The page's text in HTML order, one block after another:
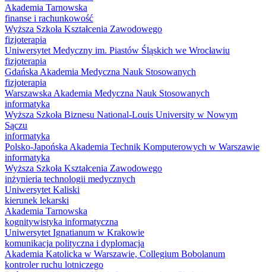
Akademia Tarnowska
finanse i rachunkowość
Wyższa Szkoła Kształcenia Zawodowego
fizjoterapia
Uniwersytet Medyczny im. Piastów Śląskich we Wrocławiu
fizjoterapia
Gdańska Akademia Medyczna Nauk Stosowanych
fizjoterapia
Warszawska Akademia Medyczna Nauk Stosowanych
informatyka
Wyższa Szkoła Biznesu National-Louis University w Nowym
Sączu
informatyka
Polsko-Japońska Akademia Technik Komputerowych w Warszawie
informatyka
Wyższa Szkoła Kształcenia Zawodowego
inżynieria technologii medycznych
Uniwersytet Kaliski
kierunek lekarski
Akademia Tarnowska
kognitywistyka informatyczna
Uniwersytet Ignatianum w Krakowie
komunikacja polityczna i dyplomacja
Akademia Katolicka w Warszawie, Collegium Bobolanum
kontroler ruchu lotniczego